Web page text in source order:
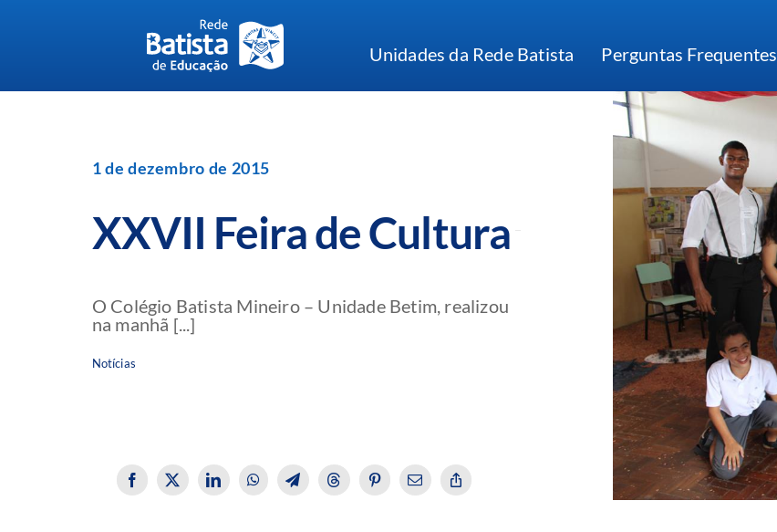
Unidades da Rede Batista Perguntas Frequentes
1 de dezembro de 2015
XXVII Feira de Cultura
O Colégio Batista Mineiro – Unidade Betim, realizou
na manhã [...]
Notícias